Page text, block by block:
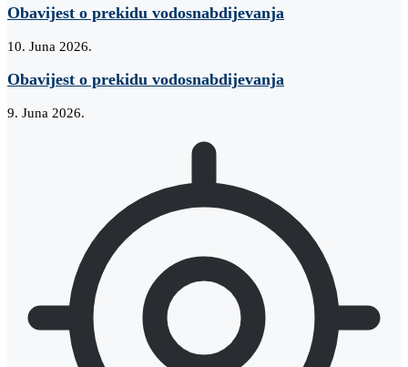
Obavijest o prekidu vodosnabdijevanja
10. Juna 2026.
Obavijest o prekidu vodosnabdijevanja
9. Juna 2026.